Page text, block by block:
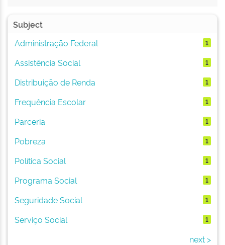
Subject
Administração Federal
1
Assistência Social 1
Distribuição de Renda 1
Frequência Escolar 1
Parceria 1
Pobreza 1
Política Social 1
Programa Social 1
Seguridade Social 1
Serviço Social 1
next >